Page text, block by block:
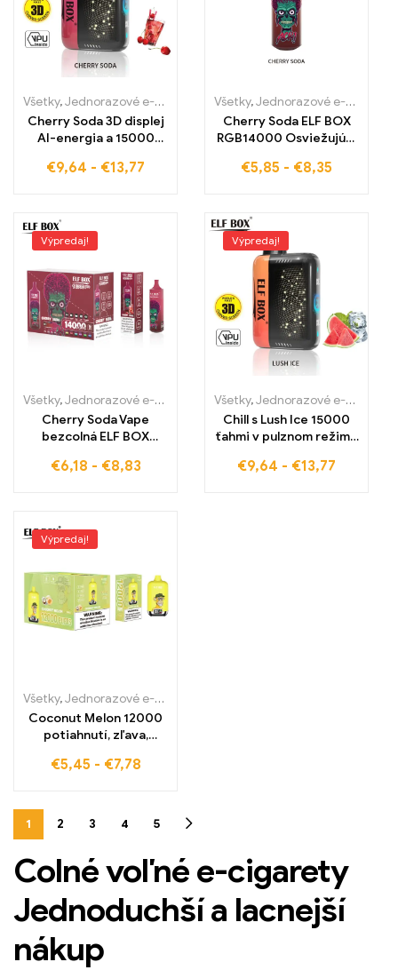
Všetky,Jednorazové e-cigaretky
Jednorazové e-cigarety
Cherry Soda 3D displej
AI-energia a 15000
PULSE X
€9,64 - €13,77
Všetky,Jednorazové e-cigaretky
Cherry Soda ELF BOX
RGB14000 Osviežujúci
štýlovým RGB dizajnom
€5,85 - €8,35
Výpredaj!
Všetky,Jednorazové e-cigaretky
Jednorazové e-cigarety
Cherry Soda Vape
bezcolná ELF BOX
pôžitok z prskajúcich
€6,18 - €8,83
Výpredaj!
Všetky,Jednorazové e-cigaretky
Chill s Lush Ice 15000
ťahmi v pulznom režime
€9,64 - €13,77
Výpredaj!
Všetky,Jednorazové e-cigaretky
Coconut Melon 12000
potiahnutí, zľava,
celosvetové doručenie,
€5,45 - €7,78
1 2 3 4 5
Colné voľné e-cigarety
Jednoduchší a lacnejší
nákup